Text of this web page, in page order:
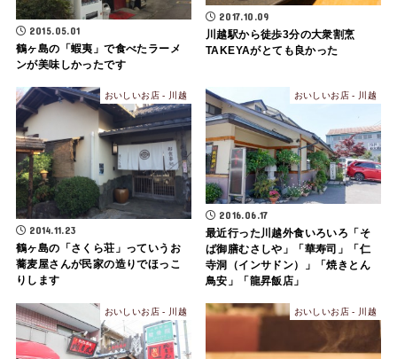
2015.05.01
鶴ヶ島の「蝦夷」で食べたラーメ
ンが美味しかったです
2017.10.09
川越駅から徒歩3分の大衆割烹
TAKEYAがとても良かった
おいしいお店 - 川越
2014.11.23
鶴ヶ島の「さくら荘」っていうお
蕎麦屋さんが民家の造りでほっこ
りします
おいしいお店 - 川越
2016.06.17
最近行った川越外食いろいろ「そ
ば御膳むさしや」「華寿司」「仁
寺洞（インサドン）」「焼きとん
鳥安」「龍昇飯店」
おいしいお店 - 川越 おいしいお店 - 川越